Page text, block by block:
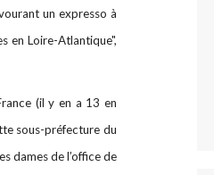
un expresso à
en Loire-Atlantique",
(il y en a 13 en
sous-préfecture du
dames de l’office de